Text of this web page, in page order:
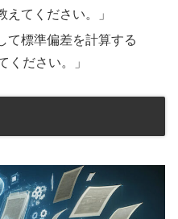
てください。」
て標準偏差を計算する
ください。」